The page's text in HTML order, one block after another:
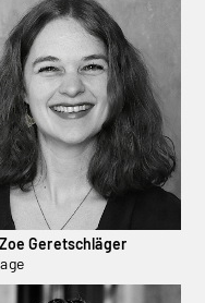
Geretschläger